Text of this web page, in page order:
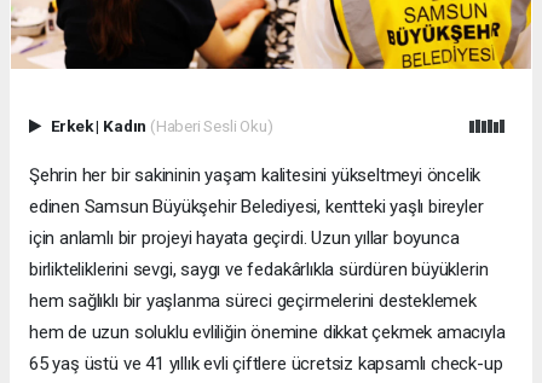
Erkek| Kadın (Haberi Sesli Oku)
Şehrin her bir sakininin yaşam kalitesini yükseltmeyi öncelik
edinen Samsun Büyükşehir Belediyesi, kentteki yaşlı bireyler
için anlamlı bir projeyi hayata geçirdi. Uzun yıllar boyunca
birlikteliklerini sevgi, saygı ve fedakârlıkla sürdüren büyüklerin
hem sağlıklı bir yaşlanma süreci geçirmelerini desteklemek
hem de uzun soluklu evliliğin önemine dikkat çekmek amacıyla
65 yaş üstü ve 41 yıllık evli çiftlere ücretsiz kapsamlı check-up